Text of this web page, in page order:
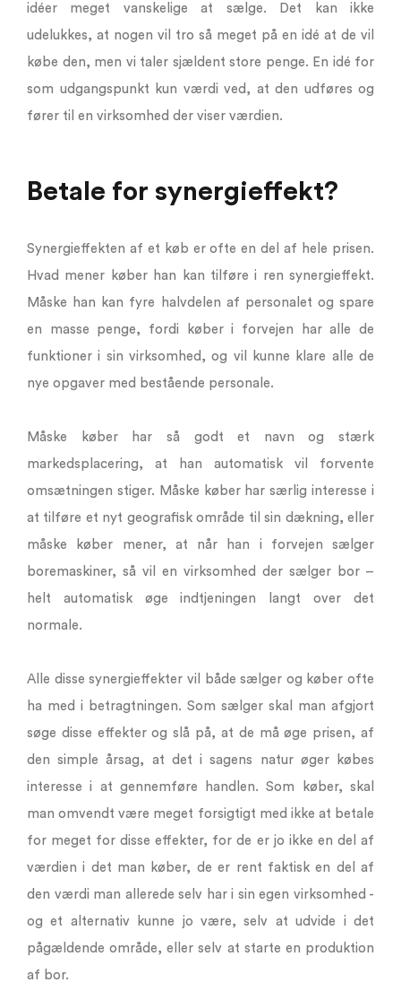
idéer meget vanskelige at sælge. Det kan ikke
udelukkes, at nogen vil tro så meget på en idé at de vil
købe den, men vi taler sjældent store penge. En idé for
som udgangspunkt kun værdi ved, at den udføres og
fører til en virksomhed der viser værdien.
Betale for synergieffekt?
Synergieffekten af et køb er ofte en del af hele prisen.
Hvad mener køber han kan tilføre i ren synergieffekt.
Måske han kan fyre halvdelen af personalet og spare
en masse penge, fordi køber i forvejen har alle de
funktioner i sin virksomhed, og vil kunne klare alle de
nye opgaver med bestående personale.
Måske køber har så godt et navn og stærk
markedsplacering, at han automatisk vil forvente
omsætningen stiger. Måske køber har særlig interesse i
at tilføre et nyt geografisk område til sin dækning, eller
måske køber mener, at når han i forvejen sælger
boremaskiner, så vil en virksomhed der sælger bor –
helt automatisk øge indtjeningen langt over det
normale.
Alle disse synergieffekter vil både sælger og køber ofte
ha med i betragtningen. Som sælger skal man afgjort
søge disse effekter og slå på, at de må øge prisen, af
den simple årsag, at det i sagens natur øger købes
interesse i at gennemføre handlen. Som køber, skal
man omvendt være meget forsigtigt med ikke at betale
for meget for disse effekter, for de er jo ikke en del af
værdien i det man køber, de er rent faktisk en del af
den værdi man allerede selv har i sin egen virksomhed -
og et alternativ kunne jo være, selv at udvide i det
pågældende område, eller selv at starte en produktion
af bor.